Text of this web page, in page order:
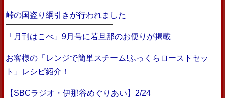
峠の国盗り綱引きが行われました
「月刊はこべ」9月号に若旦那のお便りが掲載
お客様の「レンジで簡単スチーム!ふっくらローストセッ
ト」レシピ紹介！
【SBCラジオ・伊那谷めぐりあい】2/24